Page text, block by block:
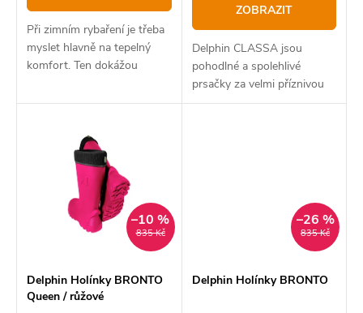
ů
t
ů
Při zimním rybaření je třeba
myslet hlavně na tepelný
komfort. Ten dokážou
neoprenové prsačky Delphin
ZOBRAZIT
Delphin CLASSA jsou
pohodlné a spolehlivé
prsačky za velmi příznivou
pořizovací cenu. Vyznačují
835 Kč
–10 %
Delphin Holínky BRONTO
Queen / růžové
835 Kč
–26 %
Delphin Holínky BRONTO